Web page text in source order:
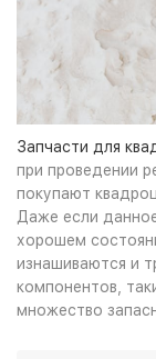
Запчасти для
при проведении
покупают
Даже если
хорошем
изнашиваются и
компонентов,
множество